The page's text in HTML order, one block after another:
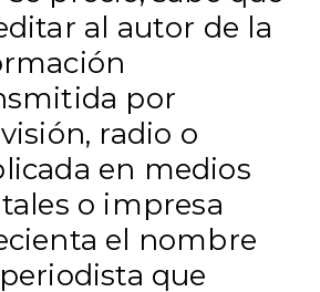
al autor de la
por
radio o
en medios
o impresa
el nombre
que